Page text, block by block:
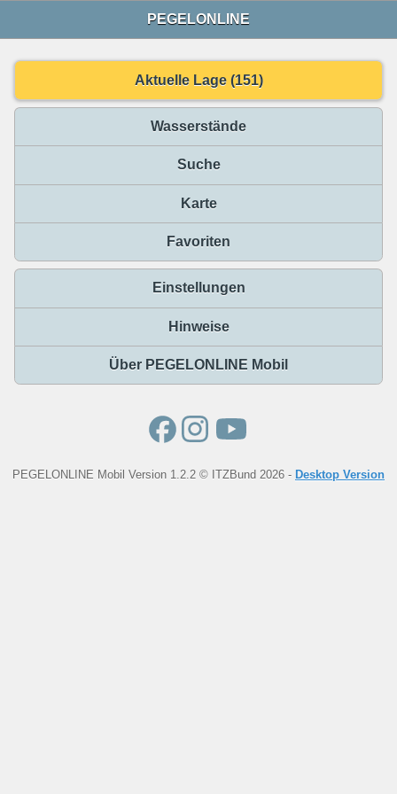
PEGELONLINE
Aktuelle Lage (151)
Wasserstände
Suche
Karte
Favoriten
Einstellungen
Hinweise
Über PEGELONLINE Mobil
PEGELONLINE Mobil Version 1.2.2 © ITZBund 2026 - Desktop Version